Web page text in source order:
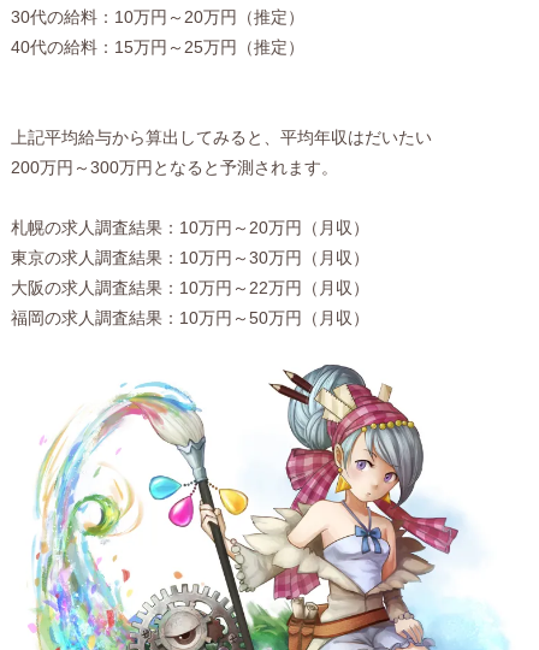
30代の給料：10万円～20万円（推定）
40代の給料：15万円～25万円（推定）
上記平均給与から算出してみると、平均年収はだいたい
200万円～300万円となると予測されます。
札幌の求人調査結果：10万円～20万円（月収）
東京の求人調査結果：10万円～30万円（月収）
大阪の求人調査結果：10万円～22万円（月収）
福岡の求人調査結果：10万円～50万円（月収）